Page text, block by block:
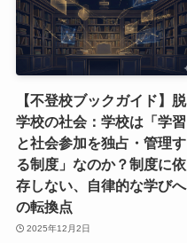
【不登校ブックガイド】脱
学校の社会：学校は「学習
と社会参加を独占・管理す
る制度」なのか？制度に依
存しない、自律的な学びへ
の転換点
2025年12月2日